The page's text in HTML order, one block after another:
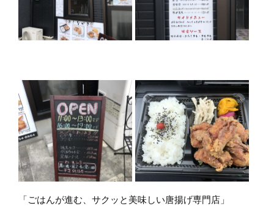
「ごはんが進む、サクッと美味しい唐揚げ専門店」